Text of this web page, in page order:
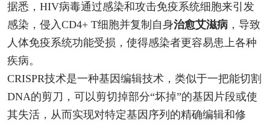
据悉，HIV病毒通过感染和攻击免疫系统细胞来引发
感染，侵入CD4+ T细胞并复制自身治愈艾滋病 ，导致
人体免疫系统功能受损，使得感染者更容易患上各种
疾病。
CRISPR技术是一种基因编辑技术，类似于一把能切割
DNA的剪刀，可以剪切掉部分“坏掉”的基因片段或使
其失活，从而实现对特定基因序列的精确编辑和修